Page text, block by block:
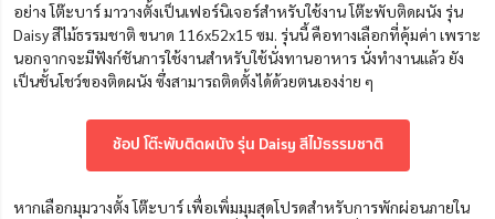
อย่าง โต๊ะบาร์ มาวางตั้งเป็นเฟอร์นิเจอร์สำหรับใช้งาน โต๊ะพับติดผนัง รุ่น
Daisy สีไม้ธรรมชาติ ขนาด 116x52x15 ซม. รุ่นนี้ คือทางเลือกที่คุ้มค่า เพราะ
นอกจากจะมีฟังก์ชันการใช้งานสำหรับใช้นั่งทานอาหาร นั่งทำงานแล้ว ยัง
เป็นชั้นโชว์ของติดผนัง ซึ่งสามารถติดตั้งได้ด้วยตนเองง่าย ๆ
ช้อป โต๊ะพับติดผนัง รุ่น Daisy สีไม้ธรรมชาติ
หากเลือกมุมวางตั้ง โต๊ะบาร์ เพื่อเพิ่มมุมสุดโปรดสำหรับการพักผ่อนภายใน